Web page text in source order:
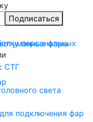
фары
СТГ
света
подключения фар
Подписаться
персональных